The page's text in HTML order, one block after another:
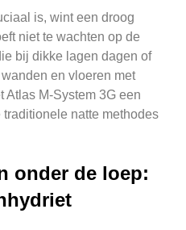
is, wint een droog
niet te wachten op de
bij dikke lagen dagen of
en vloeren met
Atlas M-System 3G een
natte methodes
onder de loep: